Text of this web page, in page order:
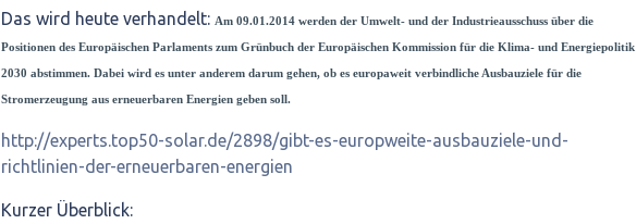
Das wird heute verhandelt: Am 09.01.2014 werden der Umwelt- und der Industrieausschuss über die
Positionen des Europäischen Parlaments zum Grünbuch der Europäischen Kommission für die Klima- und Energiepolitik
2030 abstimmen. Dabei wird es unter anderem darum gehen, ob es europaweit verbindliche Ausbauziele für die
Stromerzeugung aus erneuerbaren Energien geben soll.
http://experts.top50-solar.de/2898/gibt-es-europweite-ausbauziele-und-
richtlinien-der-erneuerbaren-energien
Kurzer Überblick: